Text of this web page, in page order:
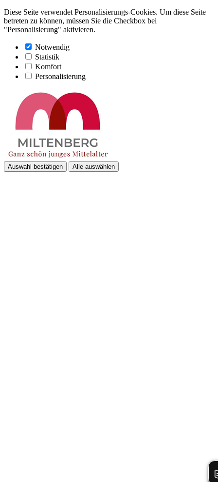
Diese Seite verwendet Personalisierungs-Cookies. Um diese Seite
betreten zu können, müssen Sie die Checkbox bei
"Personalisierung" aktivieren.
Notwendig
Statistik
Komfort
Personalisierung
Auswahl bestätigen Alle auswählen